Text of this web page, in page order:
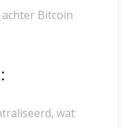
Bitcoin
wat